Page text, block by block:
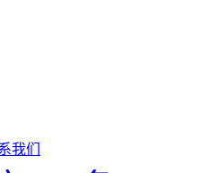
我们